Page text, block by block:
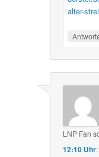
alter-
LNP Fan
12:10 Uhr: